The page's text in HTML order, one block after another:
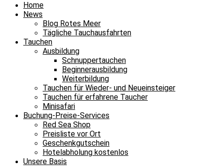
Home
News
Blog Rotes Meer
Tägliche Tauchausfahrten
Tauchen
Ausbildung
Schnuppertauchen
Beginnerausbildung
Weiterbildung
Tauchen für Wieder- und Neueinsteiger
Tauchen für erfahrene Taucher
Minisafari
Buchung-Preise-Services
Red Sea Shop
Preisliste vor Ort
Geschenkgutschein
Hotelabholung kostenlos
Unsere Basis